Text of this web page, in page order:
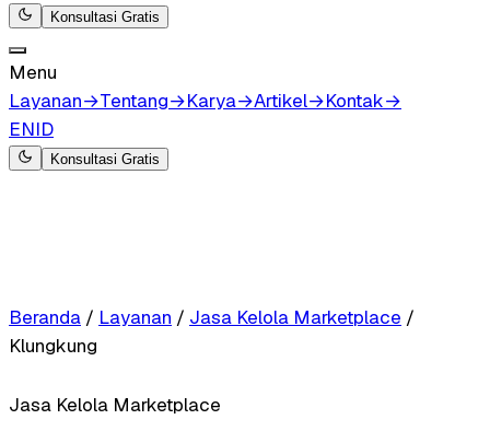
Konsultasi Gratis
Menu
Layanan→Tentang→Karya→Artikel→Kontak→
ENID
Konsultasi Gratis
Beranda / Layanan / Jasa Kelola Marketplace /
Klungkung
Jasa Kelola Marketplace